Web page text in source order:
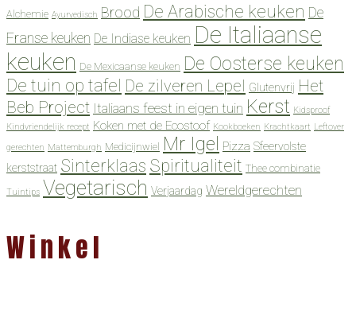
Alchemie Ayurvedisch Brood De Arabische keuken De
Franse keuken De Indiase keuken De Italiaanse
keuken De Mexicaanse keuken De Oosterse keuken
De tuin op tafel De zilveren Lepel Glutenvrij Het
Beb Project Italiaans feest in eigen tuin Kerst Kidsproof
Kindvriendelijk recept Koken met de Ecostoof Kookboeken Krachtkaart Leftover
gerechten Mattemburgh Medicijnwiel Mr Igel Pizza Sfeervolste
kerststraat Sinterklaas Spiritualiteit Thee combinatie
Tuintips Vegetarisch Verjaardag Wereldgerechten
Winkel